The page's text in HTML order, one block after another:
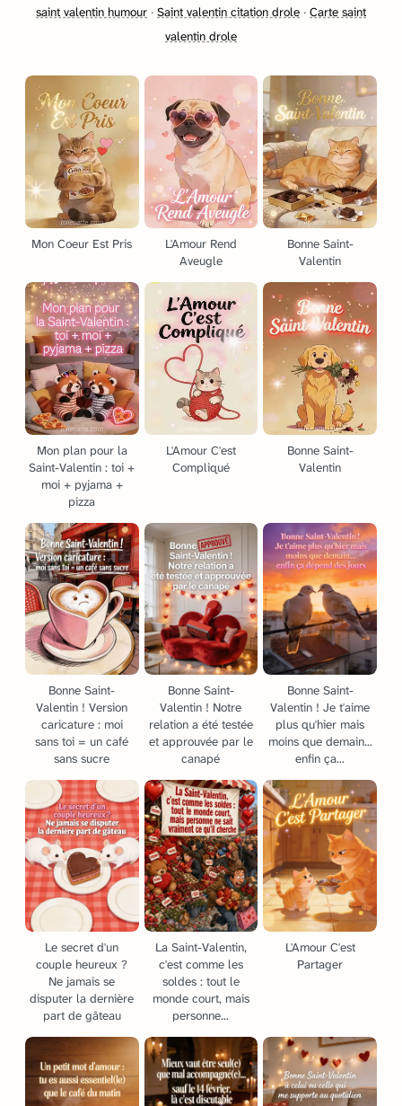
saint valentin humour · Saint valentin citation drole · Carte saint
valentin drole
Mon Coeur Est Pris
L'Amour Rend
Aveugle
Bonne Saint-
Valentin
Mon plan pour la
Saint-Valentin : toi +
moi + pyjama +
pizza
L'Amour C'est
Compliqué
Bonne Saint-
Valentin
Bonne Saint-
Valentin ! Version
caricature : moi
sans toi = un café
sans sucre
Bonne Saint-
Valentin ! Notre
relation a été testée
et approuvée par le
canapé
Bonne Saint-
Valentin ! Je t'aime
plus qu'hier mais
moins que demain...
enfin ça...
Le secret d'un
couple heureux ?
Ne jamais se
disputer la dernière
part de gâteau
La Saint-Valentin,
c'est comme les
soldes : tout le
monde court, mais
personne...
L'Amour C'est
Partager